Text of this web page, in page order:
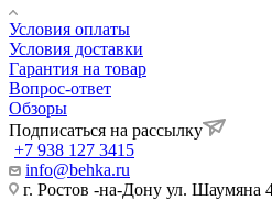
Условия оплаты
Условия доставки
Гарантия на товар
Вопрос-ответ
Обзоры
Подписаться на рассылку
+7 938 127 3415
info@behka.ru
г. Ростов -на-Дону ул. Шаумяна